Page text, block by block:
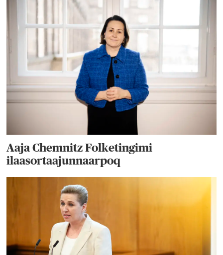
Aaja Chemnitz Folketingimi
ilaasortaajunnaarpoq